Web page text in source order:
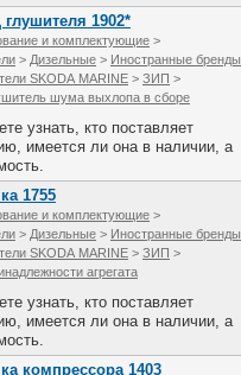
1902*
и комплектующие >
> Дизельные > Иностранные бренды
SKODA MARINE > ЗИП >
шума выхлопа в сборе
узнать, кто поставляет
имеется ли она в наличии, а
1755
и комплектующие >
> Дизельные > Иностранные бренды
SKODA MARINE > ЗИП >
агрегата
узнать, кто поставляет
имеется ли она в наличии, а
компрессора 1403